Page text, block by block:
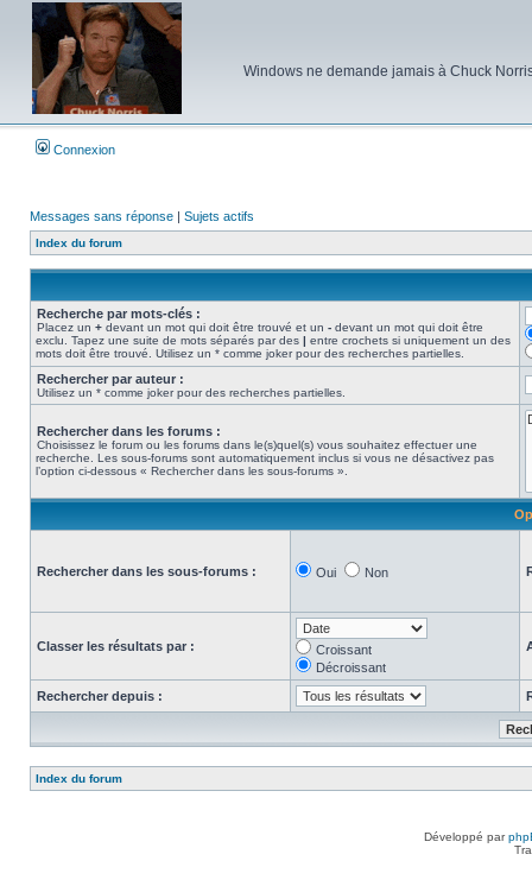
Windows ne demande jamais à Chuck
Connexion
Messages sans réponse | Sujets actifs
Index du forum
Recherche par mots-clés :
Placez un + devant un mot qui doit être trouvé et un - devant un mot qui doit être
exclu. Tapez une suite de mots séparés par des | entre crochets si uniquement un des
mots doit être trouvé. Utilisez un * comme joker pour des recherches partielles.
Rechercher par auteur :
Utilisez un * comme joker pour des recherches partielles.
Rechercher dans les forums :
Choisissez le forum ou les forums dans le(s)quel(s) vous souhaitez effectuer une
recherche. Les sous-forums sont automatiquement inclus si vous ne désactivez pas
l’option ci-dessous « Rechercher dans les sous-forums ».
Rechercher dans les sous-forums : Oui Non
Classer les résultats par :
Croissant
Décroissant
Rechercher depuis :
Index du forum
Développé par